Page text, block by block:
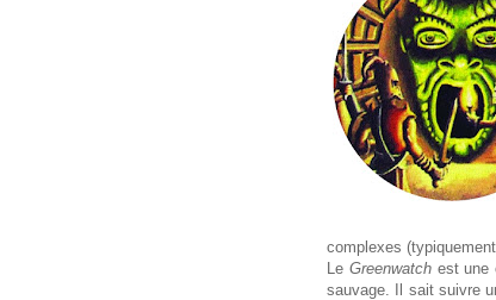
complexes
Le Greenwatch est une
sauvage. Il sait suivre